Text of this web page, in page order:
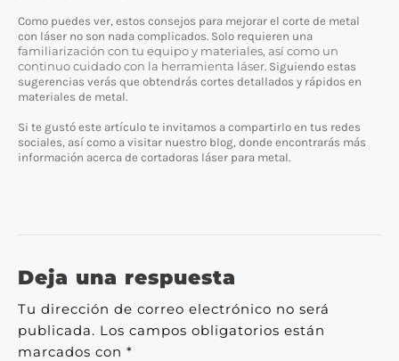
Como puedes ver, estos consejos para mejorar el corte de metal
con láser no son nada complicados. Solo requieren una
familiarización con tu equipo y materiales, así como un
continuo cuidado con la herramienta láser. Siguiendo estas
sugerencias verás que obtendrás cortes detallados y rápidos en
materiales de metal.
Si te gustó este artículo te invitamos a compartirlo en tus redes
sociales, así como a visitar nuestro blog, donde encontrarás más
información acerca de cortadoras láser para metal.
Deja una respuesta
Tu dirección de correo electrónico no será
publicada. Los campos obligatorios están
marcados con *